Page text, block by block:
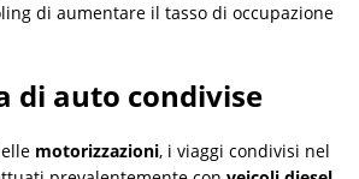
di aumentare il tasso di occupazione
di auto condivise
motorizzazioni, i viaggi condivisi nel